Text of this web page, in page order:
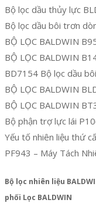
Bộ lọc dầu thủy lực
Bộ lọc dầu bôi trơn
BỘ LỌC BALDWIN
BỘ LỌC BALDWIN
BD7154 Bộ lọc dầu
BỘ LỌC BALDWIN
BỘ LỌC BALDWIN
Bộ phận trợ lực lái
Yếu tố nhiên liệu thứ
PF943 – Máy Tách
Bộ lọc nhiên liệu
phối Lọc BALDWIN